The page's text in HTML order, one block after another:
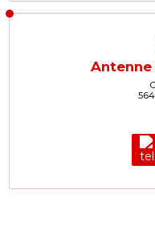
Antenne